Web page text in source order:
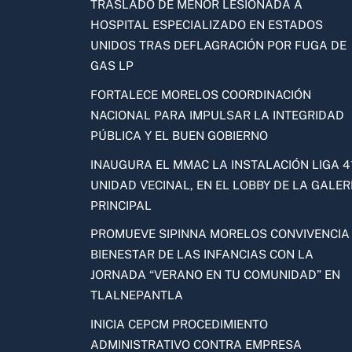
TRASLADO DE MENOR LESIONADA A
HOSPITAL ESPECIALIZADO EN ESTADOS
UNIDOS TRAS DEFLAGRACIÓN POR FUGA DE
GAS LP
FORTALECE MORELOS COORDINACIÓN
NACIONAL PARA IMPULSAR LA INTEGRIDAD
PÚBLICA Y EL BUEN GOBIERNO
INAUGURA EL MMAC LA INSTALACIÓN LIGA
UNIDAD VECINAL, EN EL LOBBY DE LA
PRINCIPAL
PROMUEVE SIPINNA MORELOS CONVIVENCIA
BIENESTAR DE LAS INFANCIAS CON LA
JORNADA “VERANO EN TU COMUNIDAD” EN
TLALNEPANTLA
INICIA CEPCM PROCEDIMIENTO
ADMINISTRATIVO CONTRA EMPRESA